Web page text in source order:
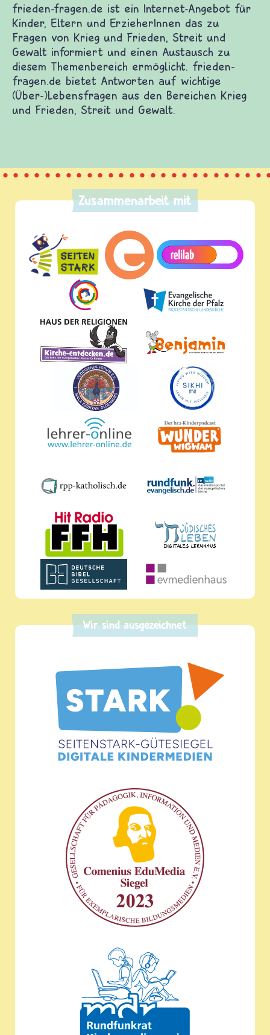
frieden-fragen.de ist ein Internet-Angebot für
Kinder, Eltern und ErzieherInnen das zu
Fragen von Krieg und Frieden, Streit und
Gewalt informiert und einen Austausch zu
diesem Themenbereich ermöglicht. frieden-
fragen.de bietet Antworten auf wichtige
(Über-)Lebensfragen aus den Bereichen Krieg
und Frieden, Streit und Gewalt.
Zusammenarbeit mit
Wir sind ausgezeichnet